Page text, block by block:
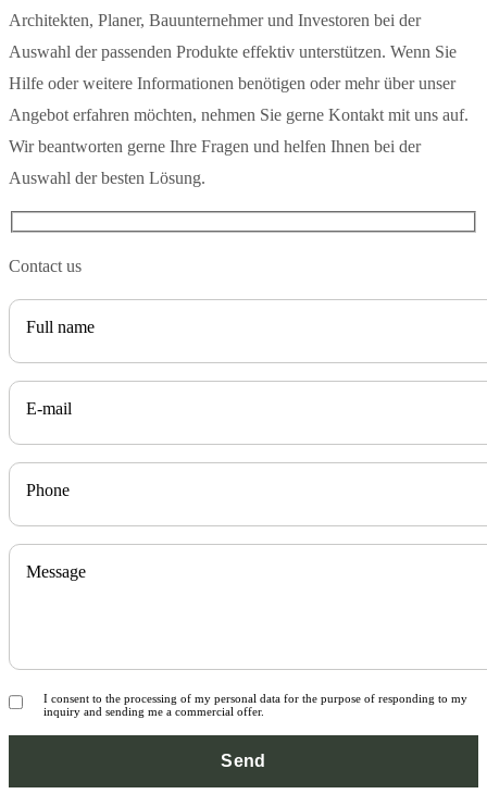
Architekten, Planer, Bauunternehmer und Investoren bei der
Auswahl der passenden Produkte effektiv unterstützen. Wenn Sie
Hilfe oder weitere Informationen benötigen oder mehr über unser
Angebot erfahren möchten, nehmen Sie gerne Kontakt mit uns auf.
Wir beantworten gerne Ihre Fragen und helfen Ihnen bei der
Auswahl der besten Lösung.
Contact us
Full name
E-mail
Phone
Message
I consent to the processing of my personal data for the purpose of responding to my
inquiry and sending me a commercial offer.